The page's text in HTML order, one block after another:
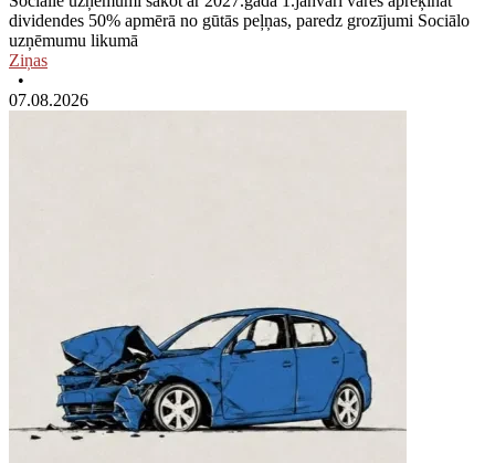
dividendes 50% apmērā no gūtās peļņas, paredz grozījumi Sociālo
uzņēmumu likumā
Ziņas
•
07.08.2026